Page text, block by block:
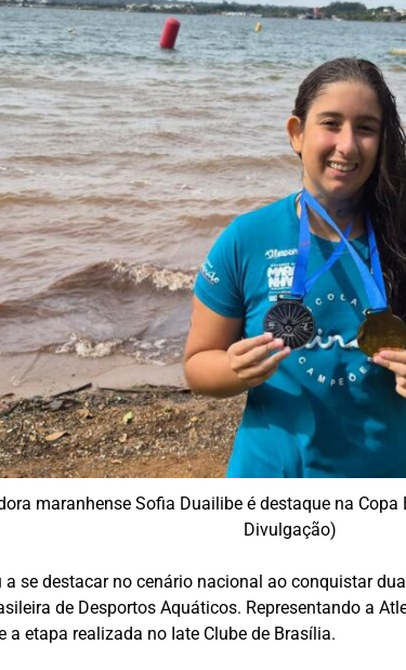
maranhense Sofia Duailibe é destaque na Copa
Divulgação)
a se destacar no cenário nacional ao conquistar
de Desportos Aquáticos. Representando a
etapa realizada no Iate Clube de Brasília.